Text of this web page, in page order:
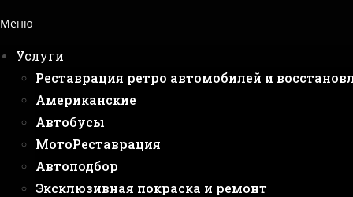
Меню
Услуги
Реставрация ретро автомобилей и
Американские
Автобусы
МотоРеставрация
Автоподбор
Эксклюзивная покраска и ремонт